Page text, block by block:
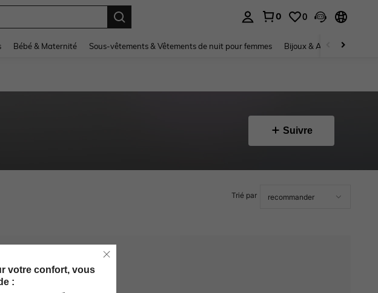
0 0
Bébé & Maternité Sous-vêtements & Vêtements de nuit pour femmes Bijoux & Accessoires pour
Suivre
Trié par
votre confort, vous
: